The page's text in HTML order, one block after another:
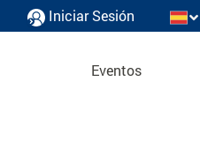
Iniciar Sesión
Eventos